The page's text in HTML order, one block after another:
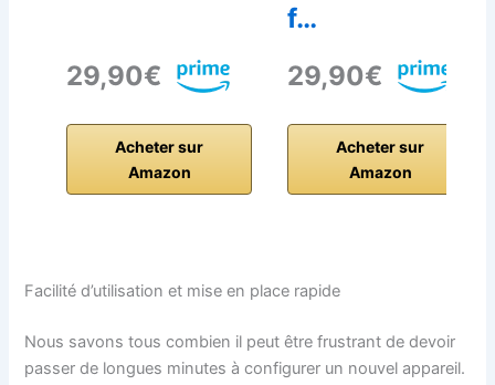
29,90€
Acheter sur
Amazon
f…
29,90€
Acheter sur
Amazon
Facilité d’utilisation et mise en place rapide
Nous savons tous combien il peut être frustrant de devoir
passer de longues minutes à configurer un nouvel appareil.